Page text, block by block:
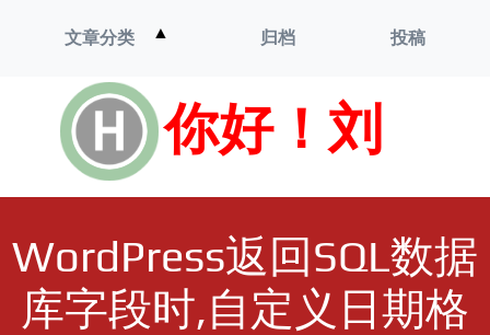
你好！刘
文章分类 ▲
单
归档 投稿
WordPress返回SQL数据
库字段时,自定义日期格